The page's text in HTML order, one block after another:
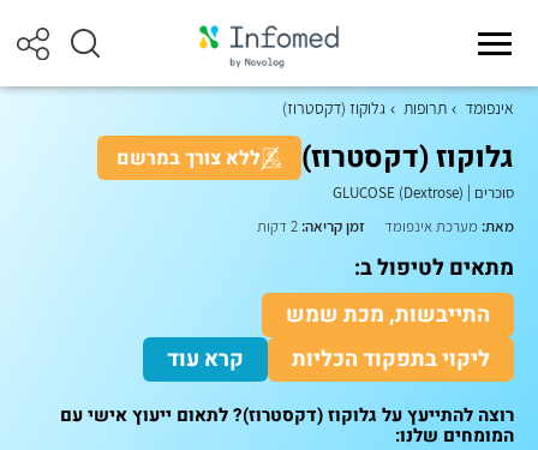
אינפומד תרופות גלוקוז (דקסטרוז)
גלוקוז (דקסטרוז) ללא צורך במרשם
סוכרים
GLUCOSE (Dextrose)
מאת: מערכת אינפומד זמן קריאה:
מתאים לטיפול ב:
התייבשות, מכת שמש
ליקוי בתפקוד הכליות
קרא עוד
רוצה להתייעץ על גלוקוז (דקסטרוז)? לתאום ייעוץ אישי עם
המומחים שלנו: